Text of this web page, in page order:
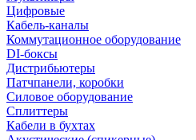
Цифровые
Кабель-каналы
Коммутационное оборудование
DI-боксы
Дистрибьютеры
Патчпанели, коробки
Силовое оборудование
Сплиттеры
Кабели в бухтах